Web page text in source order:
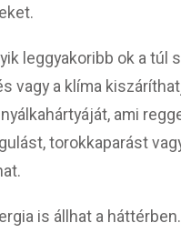
leggyakoribb ok a túl
vagy a klíma
ami
torokkaparást
is állhat a